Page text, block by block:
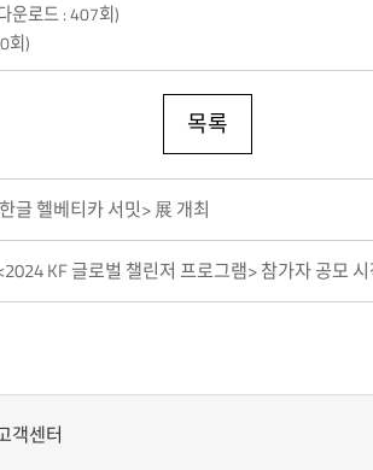
운로드 : 407회)
회)
목록
글 헬베티카 서밋> 展 개최
KF 글로벌 챌린저 프로그램> 참가자 공모
객센터